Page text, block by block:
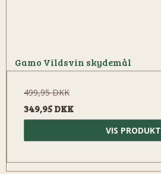
Gamo Vildsvin skydemål
499,95 DKK
349,95 DKK
VIS PRODUKT